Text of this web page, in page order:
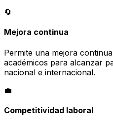
🔄
Mejora continua
Permite una mejora
académicos para alcanzar
nacional e internacional.
💼
Competitividad laboral